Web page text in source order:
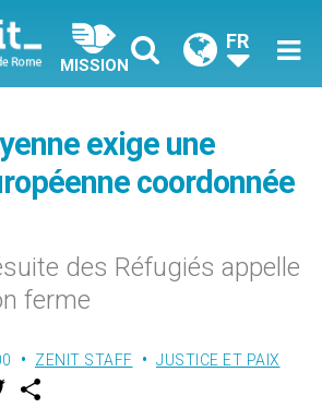
MISSION
FR
exige une
coordonnée
des Réfugiés appelle
ferme
ZENIT STAFF JUSTICE ET PAIX
w